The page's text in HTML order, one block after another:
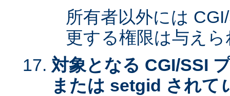
所有者以外には
更する権限は与え
対象となる CGI/SSI
または setgid されて